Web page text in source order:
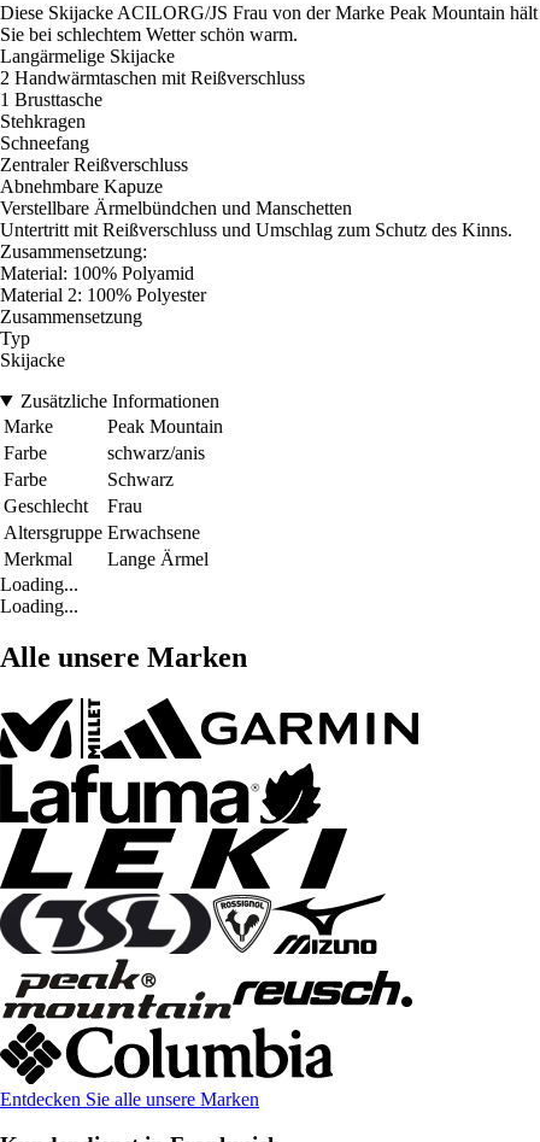
Diese Skijacke ACILORG/JS Frau von der Marke Peak Mountain hält
Sie bei schlechtem Wetter schön warm.
Langärmelige Skijacke
2 Handwärmtaschen mit Reißverschluss
1 Brusttasche
Stehkragen
Schneefang
Zentraler Reißverschluss
Abnehmbare Kapuze
Verstellbare Ärmelbündchen und Manschetten
Untertritt mit Reißverschluss und Umschlag zum Schutz des Kinns.
Zusammensetzung:
Material: 100% Polyamid
Material 2: 100% Polyester
Zusammensetzung
Typ
Skijacke
Zusätzliche Informationen
Marke
Peak Mountain
Farbe
schwarz/anis
Farbe
Schwarz
Geschlecht
Frau
Altersgruppe Erwachsene
Merkmal
Lange Ärmel
Loading...
Loading...
Alle unsere Marken
Entdecken Sie alle unsere Marken